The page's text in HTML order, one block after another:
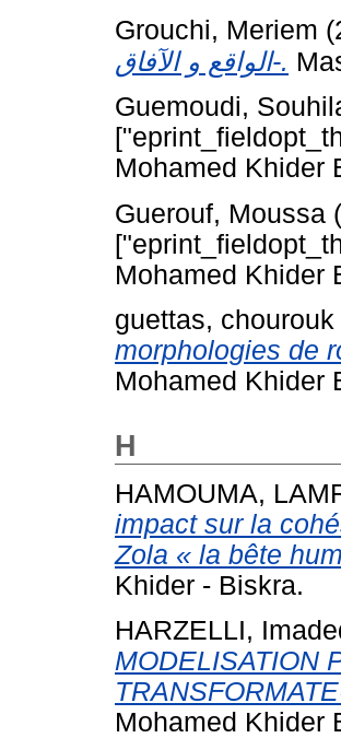
Grouchi, Meriem
الواقع و الآفاق-.
Guemoudi,
Mohamed Khider
Guerouf, Moussa
Mohamed Khider
guettas, chourouk
morphologies de
Mohamed Khider
H
HAMOUMA,
impact sur la
Zola « la bête
Khider - Biskra.
HARZELLI,
MODELISATION
Mohamed Khider